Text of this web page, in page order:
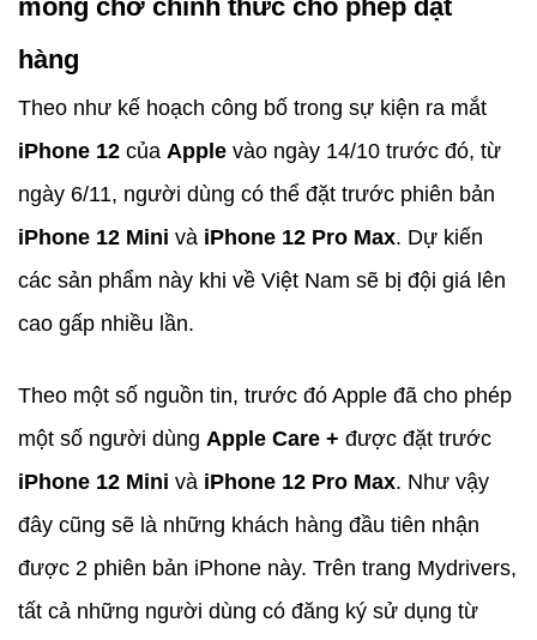
mong chờ chính thức cho phép đặt
hàng
Theo như kế hoạch công bố trong sự kiện ra mắt
iPhone 12 của Apple vào ngày 14/10 trước đó, từ
ngày 6/11, người dùng có thể đặt trước phiên bản
iPhone 12 Mini và iPhone 12 Pro Max. Dự kiến
các sản phẩm này khi về Việt Nam sẽ bị đội giá lên
cao gấp nhiều lần.
Theo một số nguồn tin, trước đó Apple đã cho phép
một số người dùng Apple Care + được đặt trước
iPhone 12 Mini và iPhone 12 Pro Max. Như vậy
đây cũng sẽ là những khách hàng đầu tiên nhận
được 2 phiên bản iPhone này. Trên trang Mydrivers,
tất cả những người dùng có đăng ký sử dụng từ